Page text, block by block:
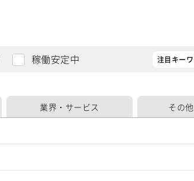
稼働安定中
業界・サービス その他